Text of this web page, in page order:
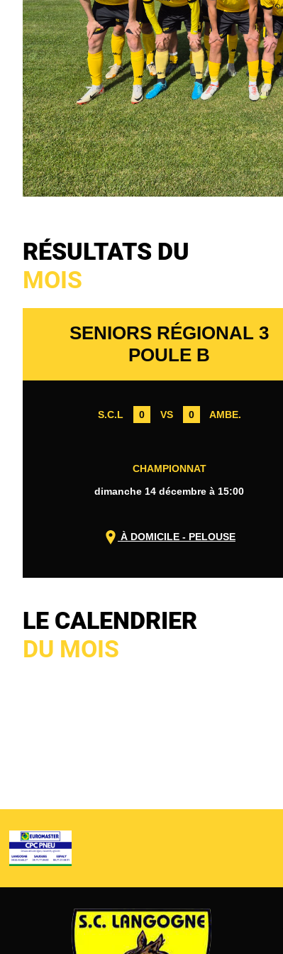
RÉSULTATS DU
MOIS
SENIORS RÉGIONAL 3
POULE B
S.C.L 0 VS 0 AMBE.
CHAMPIONNAT
dimanche 14 décembre à 15:00
À DOMICILE - PELOUSE
LE CALENDRIER
DU MOIS